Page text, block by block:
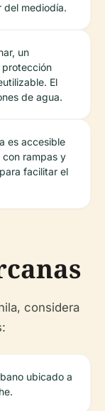
del mediodía.
un
protección
El
de agua.
es accesible
con rampas y
facilitar el
considera
ubicado a